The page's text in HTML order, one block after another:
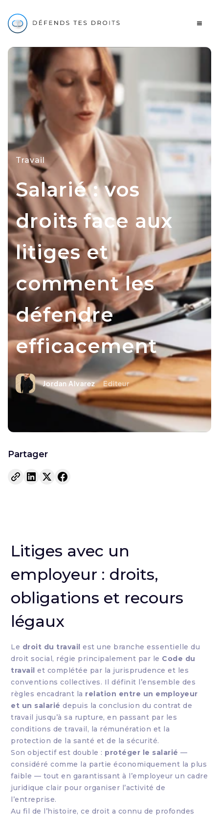
Travail
Salarié : vos
droits face aux
litiges et
comment les
défendre
efficacement
Jordan Alvarez Editeur
Partager
Litiges avec un
employeur : droits,
obligations et recours
légaux
Le droit du travail est une branche essentielle du
droit social, régie principalement par le Code du
travail et complétée par la jurisprudence et les
conventions collectives. Il définit l’ensemble des
règles encadrant la relation entre un employeur
et un salarié depuis la conclusion du contrat de
travail jusqu’à sa rupture, en passant par les
conditions de travail, la rémunération et la
protection de la santé et de la sécurité.
Son objectif est double : protéger le salarié —
considéré comme la partie économiquement la plus
faible — tout en garantissant à l’employeur un cadre
juridique clair pour organiser l’activité de
l’entreprise.
Au fil de l’histoire, ce droit a connu de profondes